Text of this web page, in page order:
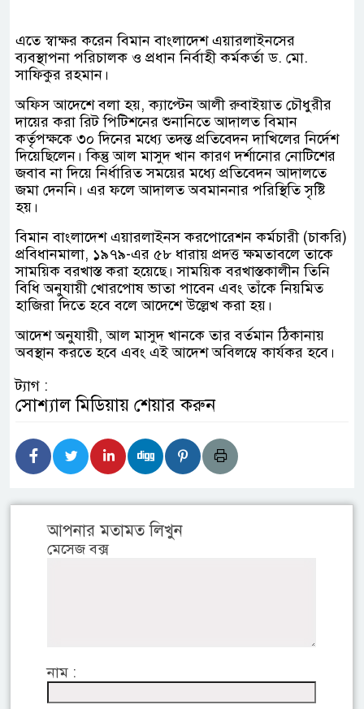
এতে স্বাক্ষর করেন বিমান বাংলাদেশ এয়ারলাইনসের
ব্যবস্থাপনা পরিচালক ও প্রধান নির্বাহী কর্মকর্তা ড. মো.
সাফিকুর রহমান।
অফিস আদেশে বলা হয়, ক্যাপ্টেন আলী রুবাইয়াত চৌধুরীর
দায়ের করা রিট পিটিশনের শুনানিতে আদালত বিমান
কর্তৃপক্ষকে ৩০ দিনের মধ্যে তদন্ত প্রতিবেদন দাখিলের নির্দেশ
দিয়েছিলেন। কিন্তু আল মাসুদ খান কারণ দর্শানোর নোটিশের
জবাব না দিয়ে নির্ধারিত সময়ের মধ্যে প্রতিবেদন আদালতে
জমা দেননি। এর ফলে আদালত অবমাননার পরিস্থিতি সৃষ্টি
হয়।
বিমান বাংলাদেশ এয়ারলাইনস করপোরেশন কর্মচারী (চাকরি)
প্রবিধানমালা, ১৯৭৯-এর ৫৮ ধারায় প্রদত্ত ক্ষমতাবলে তাকে
সাময়িক বরখাস্ত করা হয়েছে। সাময়িক বরখাস্তকালীন তিনি
বিধি অনুযায়ী খোরপোষ ভাতা পাবেন এবং তাঁকে নিয়মিত
হাজিরা দিতে হবে বলে আদেশে উল্লেখ করা হয়।
আদেশ অনুযায়ী, আল মাসুদ খানকে তার বর্তমান ঠিকানায়
অবস্থান করতে হবে এবং এই আদেশ অবিলম্বে কার্যকর হবে।
ট্যাগ :
সোশ্যাল মিডিয়ায় শেয়ার করুন
আপনার মতামত লিখুন
মেসেজ বক্স
নাম :